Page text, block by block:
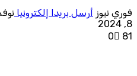
فوري نيوز أرسل بريدا إلكترونيا نوفمبر
8, 2024
0
81